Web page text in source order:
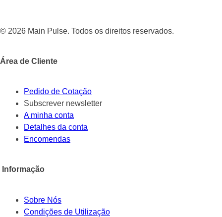
© 2026 Main Pulse. Todos os direitos reservados.
Área de Cliente
Pedido de Cotação
Subscrever newsletter
A minha conta
Detalhes da conta
Encomendas
Informação
Sobre Nós
Condições de Utilização